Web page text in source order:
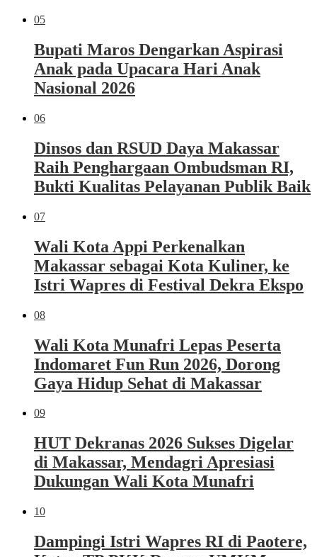
05
Bupati Maros Dengarkan Aspirasi
Anak pada Upacara Hari Anak
Nasional 2026
06
Dinsos dan RSUD Daya Makassar
Raih Penghargaan Ombudsman RI,
Bukti Kualitas Pelayanan Publik Baik
07
Wali Kota Appi Perkenalkan
Makassar sebagai Kota Kuliner, ke
Istri Wapres di Festival Dekra Ekspo
08
Wali Kota Munafri Lepas Peserta
Indomaret Fun Run 2026, Dorong
Gaya Hidup Sehat di Makassar
09
HUT Dekranas 2026 Sukses Digelar
di Makassar, Mendagri Apresiasi
Dukungan Wali Kota Munafri
10
Dampingi Istri Wapres RI di Paotere,